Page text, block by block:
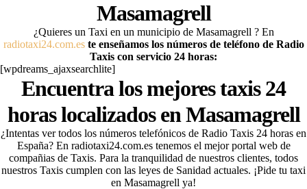
Masamagrell
¿Quieres un Taxi en un municipio de Masamagrell ? En
radiotaxi24.com.es te enseñamos los números de teléfono de Radio
Taxis con servicio 24 horas:
[wpdreams_ajaxsearchlite]
Encuentra los mejores taxis 24
horas localizados en Masamagrell
¿Intentas ver todos los números telefónicos de Radio Taxis 24 horas en
España? En radiotaxi24.com.es tenemos el mejor portal web de
compañias de Taxis. Para la tranquilidad de nuestros clientes, todos
nuestros Taxis cumplen con las leyes de Sanidad actuales. ¡Pide tu taxi
en Masamagrell ya!